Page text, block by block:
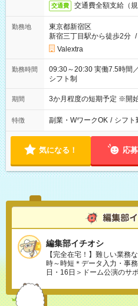
交通費 交通費全額支給（規
勤務地
東京都新宿区
新宿三丁目駅から徒歩2分 /
Valextra
勤務時間
09:30～20:30 実働7.5時間／休憩1.5時間 営業時間に合わせた
シフト制
期間 3か月程度の短期予定 ※開
特徴 副業・WワークOK / シフト
気になる！ 応
編集部イチオシ
【完全在宅！】難しい業務
時～時短＊データ入力・事
日・16日＞ドーム公演のサ